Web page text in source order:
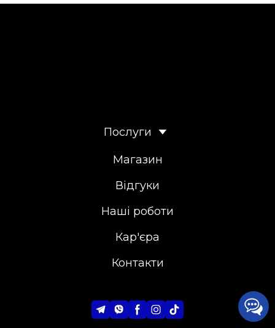
Послуги
Магазин
Відгуки
Наші роботи
Кар'єра
Контакти